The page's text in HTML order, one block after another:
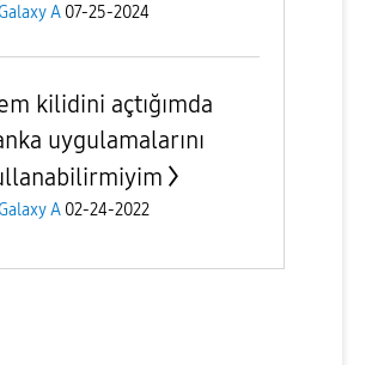
A 07-25-2024
kilidini açtığımda
uygulamalarını
A 02-24-2022